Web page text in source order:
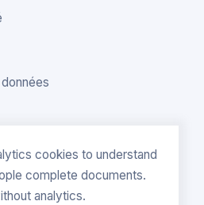
cookies to understand
complete documents.
analytics.